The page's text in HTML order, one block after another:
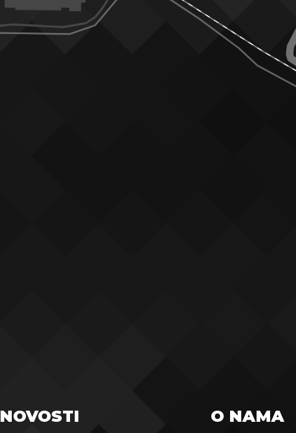
NOVOSTI O NAMA